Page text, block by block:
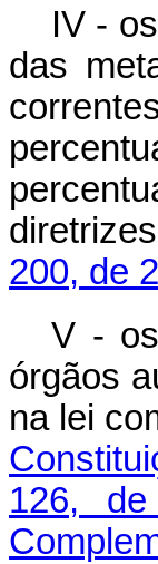
IV -
das
200, de
V -
órgãos
na lei
126,